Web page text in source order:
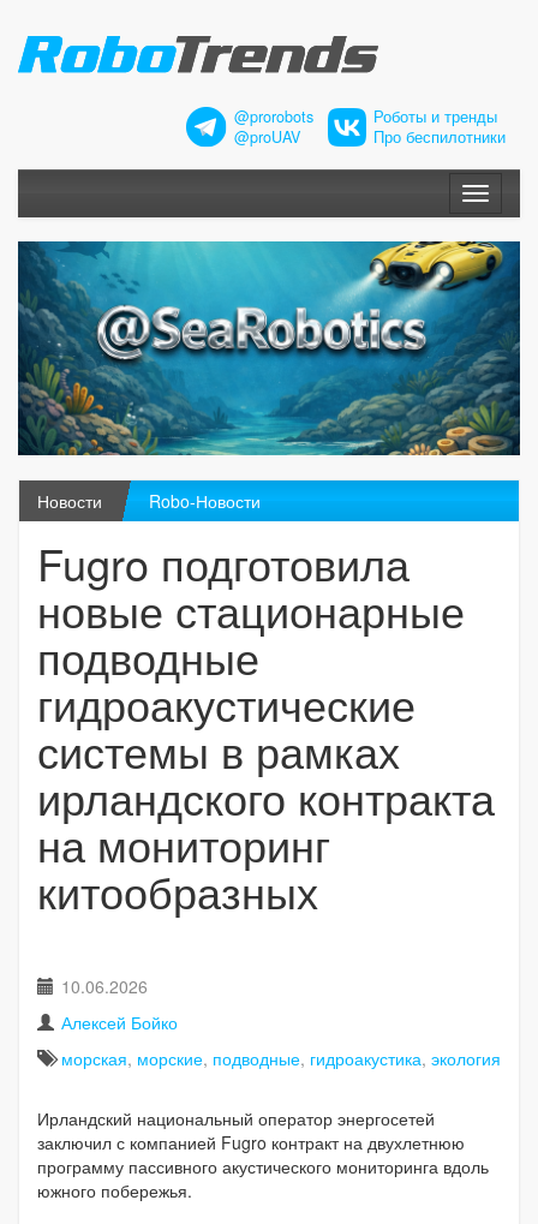
@prorobots
@proUAV
Роботы и тренды
Про беспилотники
Меню
Новости Robo-Новости
Fugro подготовила
новые стационарные
подводные
гидроакустические
системы в рамках
ирландского контракта
на мониторинг
китообразных
10.06.2026
Алексей Бойко
морская, морские, подводные, гидроакустика, экология
Ирландский национальный оператор энергосетей
заключил с компанией Fugro контракт на двухлетнюю
программу пассивного акустического мониторинга вдоль
южного побережья.